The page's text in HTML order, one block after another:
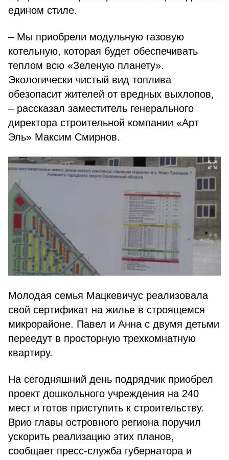
едином стиле.
– Мы приобрели модульную газовую
котельную, которая будет обеспечивать
теплом всю «Зеленую планету».
Экологически чистый вид топлива
обезопасит жителей от вредных выхлопов,
– рассказал заместитель генерального
директора строительной компании «Арт
Эль» Максим Смирнов.
Молодая семья Мацкевичус реализовала
свой сертификат на жилье в строящемся
микрорайоне. Павел и Анна с двумя детьми
переедут в просторную трехкомнатную
квартиру.
На сегодняшний день подрядчик приобрел
проект дошкольного учреждения на 240
мест и готов приступить к строительству.
Врио главы островного региона поручил
ускорить реализацию этих планов,
сообщает пресс-служба губернатора и